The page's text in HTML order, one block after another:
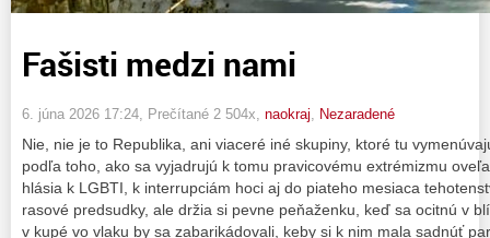
Fašisti medzi nami
6. júna 2026 17:24 , Prečítané 2 504x, naokraj Nezaradené
Nie, nie je to Republika, ani viaceré iné skupiny, ktoré tu
podľa toho, ako sa vyjadrujú k tomu pravicovému extrémizmu
hlásia k LGBTI, k interrupciám hoci aj do piateho mesiaca
rasové predsudky, ale držia si pevne peňaženku, keď sa ocitnú v
v kupé vo vlaku by sa zabarikádovali, keby si k nim mala sadnúť